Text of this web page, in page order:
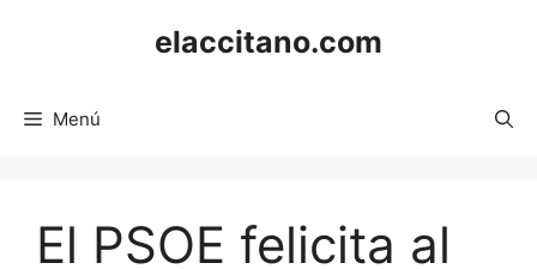
elaccitano.com
Menú
El PSOE felicita al